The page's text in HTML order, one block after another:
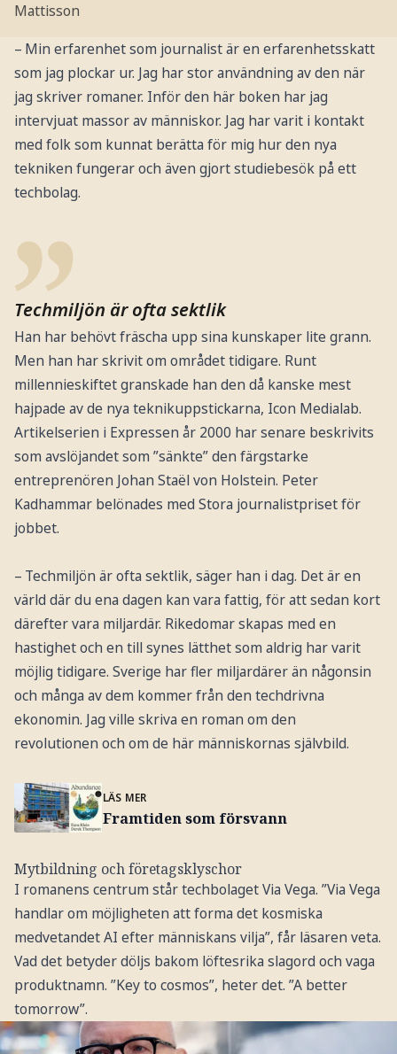
Mattisson
– Min erfarenhet som journalist är en erfarenhetsskatt
som jag plockar ur. Jag har stor användning av den när
jag skriver romaner. Inför den här boken har jag
intervjuat massor av människor. Jag har varit i kontakt
med folk som kunnat berätta för mig hur den nya
tekniken fungerar och även gjort studiebesök på ett
techbolag.
Techmiljön är ofta sektlik
Han har behövt fräscha upp sina kunskaper lite grann.
Men han har skrivit om området tidigare. Runt
millennieskiftet granskade han den då kanske mest
hajpade av de nya teknikuppstickarna, Icon Medialab.
Artikelserien i Expressen år 2000 har senare beskrivits
som avslöjandet som ”sänkte” den färgstarke
entreprenören Johan Staël von Holstein. Peter
Kadhammar belönades med Stora journalistpriset för
jobbet.
– Techmiljön är ofta sektlik, säger han i dag. Det är en
värld där du ena dagen kan vara fattig, för att sedan kort
därefter vara miljardär. Rikedomar skapas med en
hastighet och en till synes lätthet som aldrig har varit
möjlig tidigare. Sverige har fler miljardärer än någonsin
och många av dem kommer från den techdrivna
ekonomin. Jag ville skriva en roman om den
revolutionen och om de här människornas självbild.
LÄS MER
Framtiden som försvann
Mytbildning och företagsklyschor
I romanens centrum står techbolaget Via Vega. ”Via Vega
handlar om möjligheten att forma det kosmiska
medvetandet AI efter människans vilja”, får läsaren veta.
Vad det betyder döljs bakom löftesrika slagord och vaga
produktnamn. ”Key to cosmos”, heter det. ”A better
tomorrow”.